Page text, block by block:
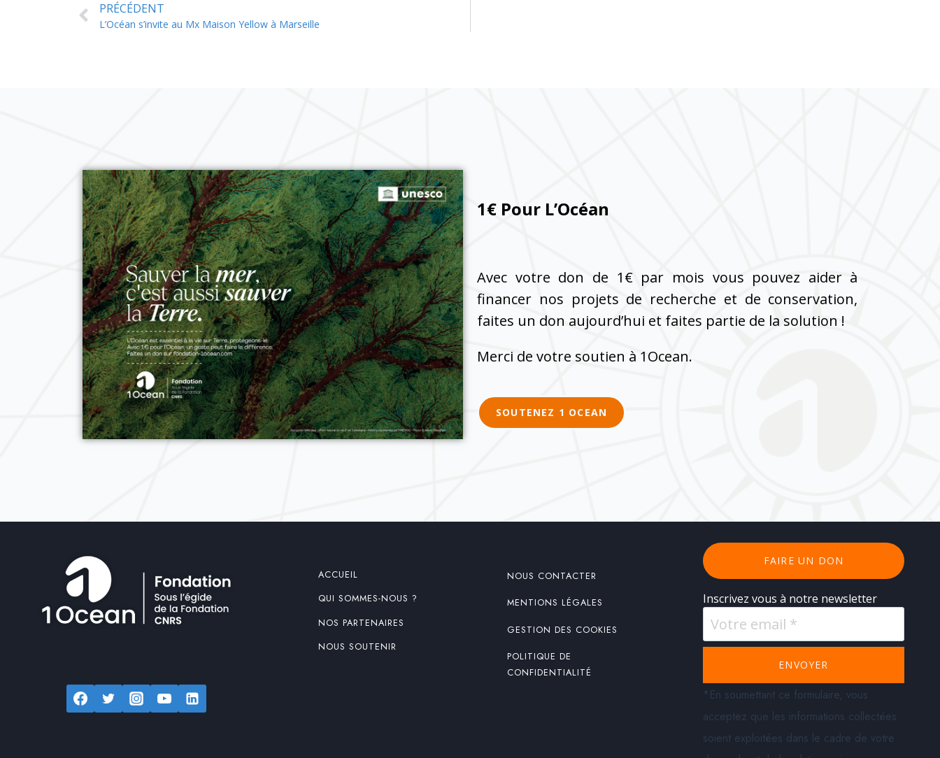
PRÉCÉDENT
L’Océan s’invite au Mx Maison Yellow à Marseille
1€ Pour L’Océan
Avec votre don de 1€ par mois vous pouvez aider à
financer nos projets de recherche et de conservation,
faites un don aujourd’hui et faites partie de la solution !
Merci de votre soutien à 1Ocean.
SOUTENEZ 1 OCEAN
ACCUEIL
QUI SOMMES-NOUS ?
NOS PARTENAIRES
NOUS SOUTENIR
NOUS CONTACTER
MENTIONS LÉGALES
GESTION DES COOKIES
POLITIQUE DE
CONFIDENTIALITÉ
FAIRE UN DON
Inscrivez vous à notre newsletter
ENVOYER
*En soumettant ce formulaire, vous
acceptez que les informations collectées
soient exploitées dans le cadre de votre